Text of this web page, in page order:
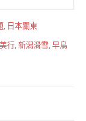
, 日本關東
行,新潟滑雪,早鳥